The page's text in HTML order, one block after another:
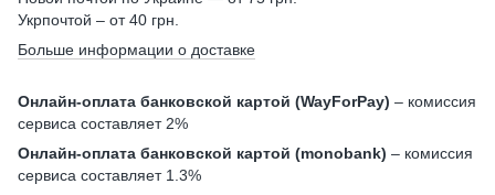
Укрпочтой – от 40 грн.
Больше информации о доставке
Онлайн-оплата банковской картой (WayForPay) – комиссия
сервиса составляет 2%
Онлайн-оплата банковской картой (monobank) – комиссия
сервиса составляет 1.3%